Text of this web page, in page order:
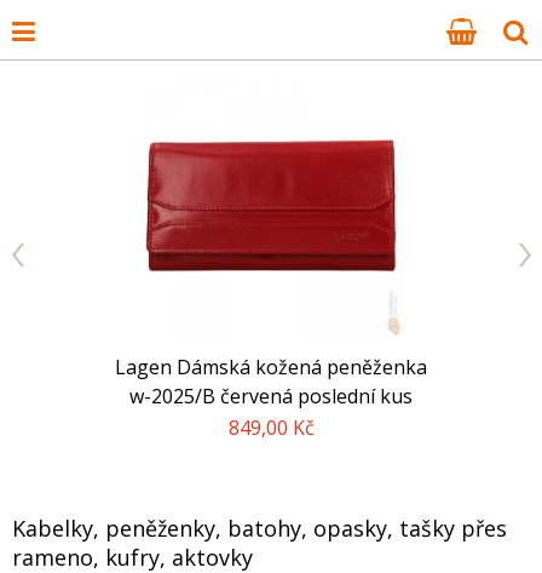
Lagen Dámská kožená peněženka
w-2025/B červená poslední kus
849,00 Kč
Kabelky, peněženky, batohy, opasky, tašky přes
rameno, kufry, aktovky